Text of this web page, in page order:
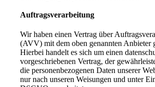
Auftragsverarbeitung
Wir haben einen Vertrag über
(AVV) mit dem oben genannten Anbieter
Hierbei handelt es sich um einen
vorgeschriebenen Vertrag, der
die personenbezogenen Daten unserer
nur nach unseren Weisungen und unter